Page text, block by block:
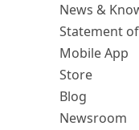
News &
Statement
Mobile App
Store
Blog
Newsroom